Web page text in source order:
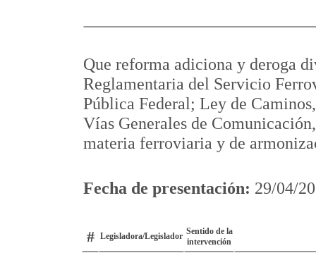
Que reforma adiciona y deroga
Reglamentaria del Servicio
Pública Federal; Ley de
Vías Generales de
materia ferroviaria y de
Fecha de presentación: 29/04/
# Legisladora/Legislador Sentido de la
intervención